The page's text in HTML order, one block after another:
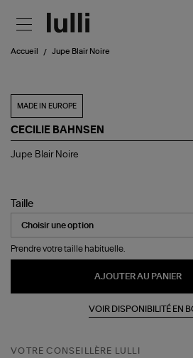
Accueil Jupe Blair Noire
MADE IN EUROPE
CECILIE BAHNSEN
Jupe
Jupe Blair Noire
Taille
Prendre votre taille habituelle.
AJOUTER AU PANIER
VOIR DISPONIBILITÉ EN
VOTRE CONSEILLÈRE LULLI